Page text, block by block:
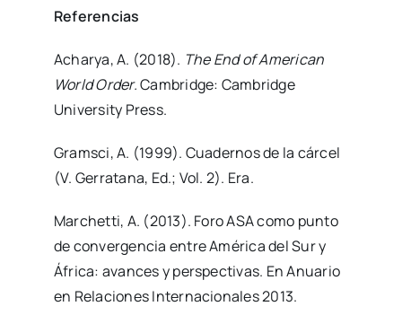
Referencias
Acharya, A. (2018). The End of American
World Order.Cambridge: Cambridge
University Press.
Gramsci, A. (1999). Cuadernos de la cárcel
(V. Gerratana, Ed.; Vol. 2). Era.
Marchetti, A. (2013). Foro ASA como punto
de convergencia entre América del Sur y
África: avances y perspectivas. En Anuario
en Relaciones Internacionales 2013.